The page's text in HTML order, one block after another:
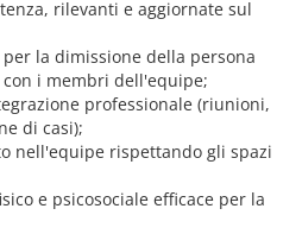
rilevanti e aggiornate sul
la dimissione della persona
i membri dell'equipe;
professionale (riunioni,
di casi);
nell'equipe rispettando gli spazi
e psicosociale efficace per la